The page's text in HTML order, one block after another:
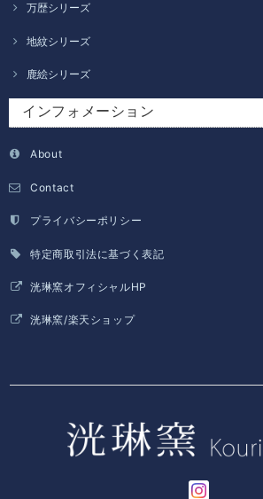
万歴シリーズ
地紋シリーズ
鹿絵シリーズ
インフォメーション
About
Contact
プライバシーポリシー
特定商取引法に基づく表記
洸琳窯オフィシャルHP
洸琳窯/楽天ショップ